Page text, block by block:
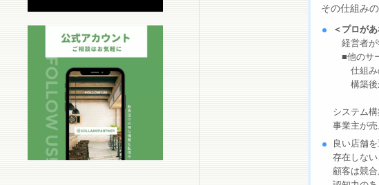
その仕組み
＜プロが
経営者が
■他のサ
仕組みの
構築後か
システム
事業主が
良い店舗
存在しない
顧客は競